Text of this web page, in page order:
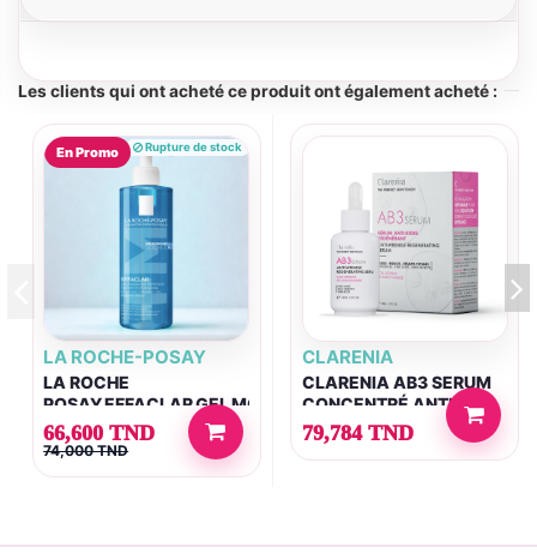
Les clients qui ont acheté ce produit ont également acheté :
En Promo Rupture de stock
LA ROCHE-POSAY
LA ROCHE
POSAY EFFACLAR GEL MOUSSANT PURIFIANT 400 ML
66,600 TND
74,000 TND
CLARENIA
CLARENIA AB3 SERUM
CONCENTRÉ ANTI-
RIDES RÉGÉNÉRANT
79,784 TND